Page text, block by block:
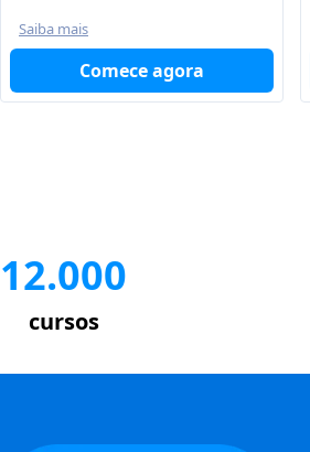
Saiba mais
Comece agora
12.000
cursos